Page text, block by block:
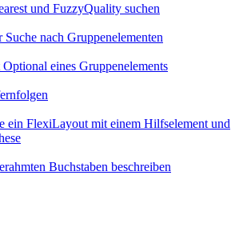
und FuzzyQuality suchen
nach Gruppenelementen
eines Gruppenelements
ein FlexiLayout mit einem Hilfselement und
Buchstaben beschreiben